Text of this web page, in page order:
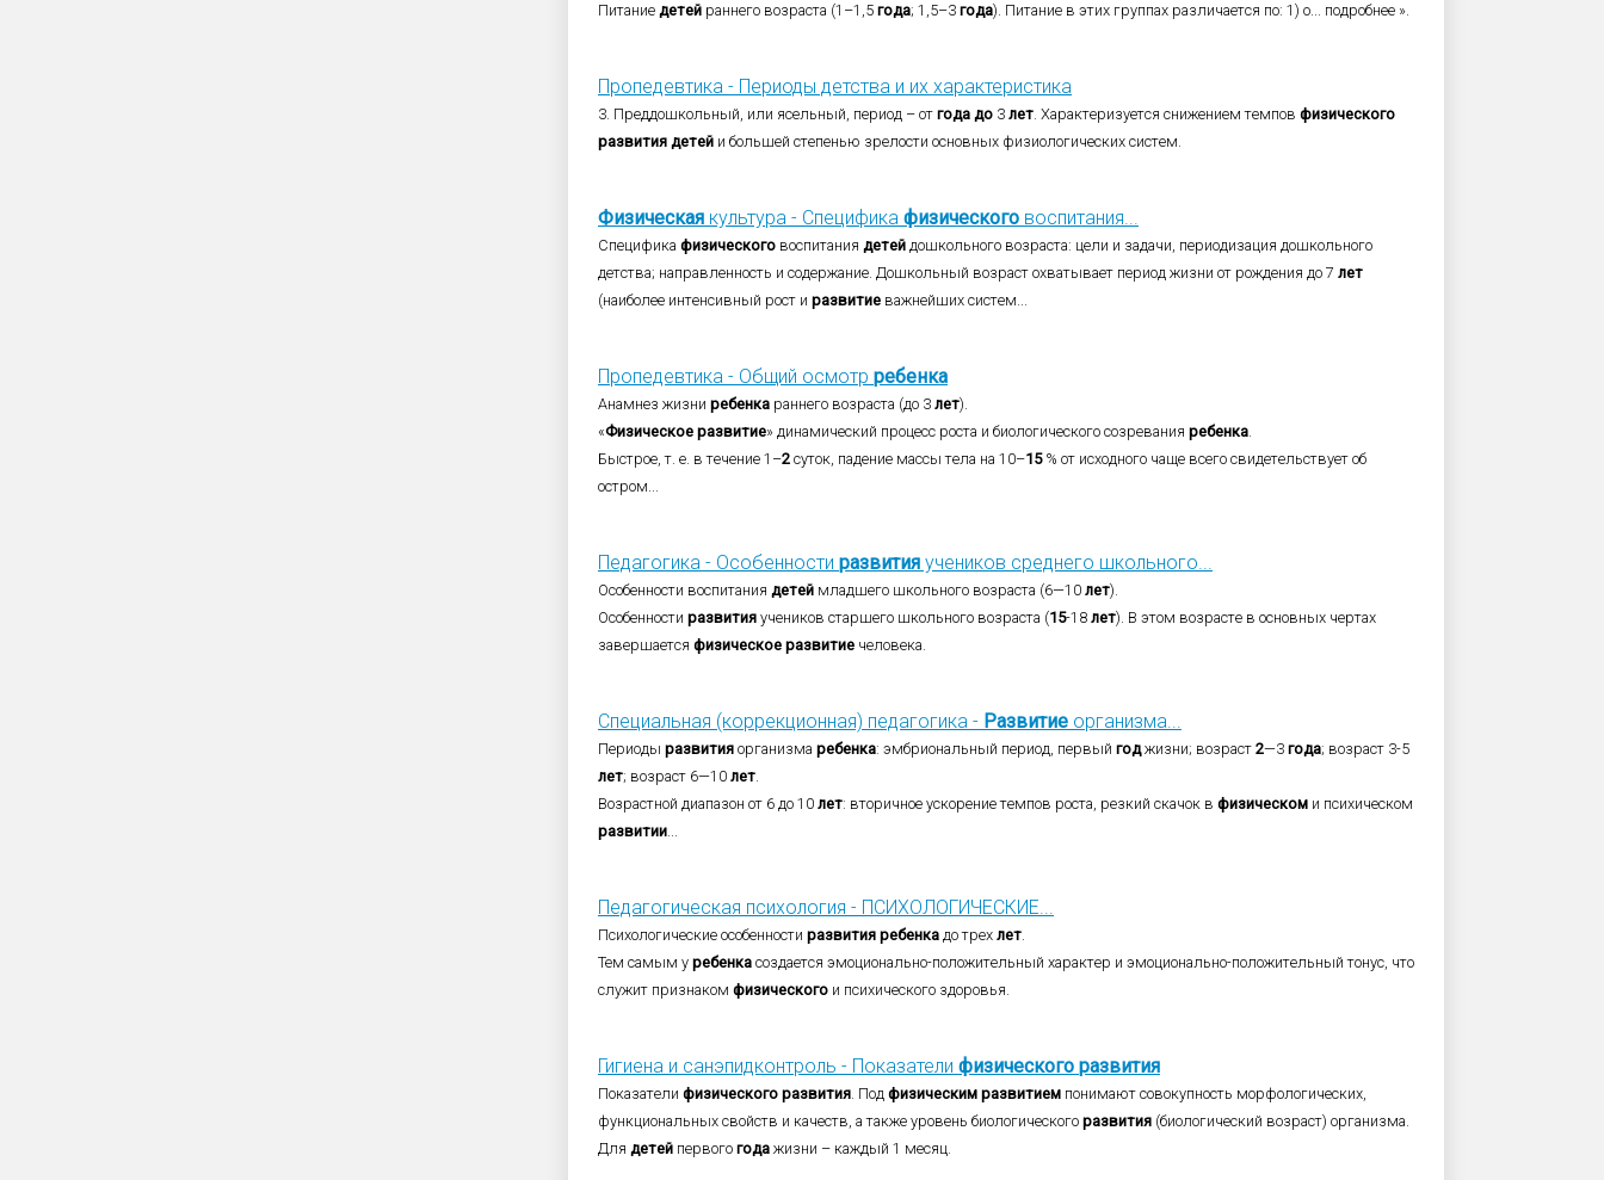
Питание детей раннего возраста (1–1,5 года; 1,5–3 года). Питание в этих группах различается по: 1) о... подробнее ».
Пропедевтика - Периоды детства и их характеристика
3. Преддошкольный, или ясельный, период – от года до 3 лет. Характеризуется снижением темпов физического
развития детей и большей степенью зрелости основных физиологических систем.
Физическая культура - Специфика физического воспитания...
Специфика физического воспитания детей дошкольного возраста: цели и задачи, периодизация дошкольного
детства; направленность и содержание. Дошкольный возраст охватывает период жизни от рождения до 7 лет
(наиболее интенсивный рост и развитие важнейших систем...
Пропедевтика - Общий осмотр ребенка
Анамнез жизни ребенка раннего возраста (до 3 лет).
«Физическое развитие» динамический процесс роста и биологического созревания ребенка.
Быстрое, т. е. в течение 1–2 суток, падение массы тела на 10–15% от исходного чаще всего свидетельствует об
остром...
Педагогика - Особенности развития учеников среднего школьного...
Особенности воспитания детей младшего школьного возраста (6—10 лет).
Особенности развития учеников старшего школьного возраста (15-18 лет). В этом возрасте в основных чертах
завершается физическое развитие человека.
Специальная (коррекционная) педагогика - Развитие организма...
Периоды развития организма ребенка: эмбриональный период, первый годжизни; возраст 2—3 года; возраст 3-5
лет; возраст 6—10 лет.
Возрастной диапазон от 6 до 10 лет: вторичное ускорение темпов роста, резкий скачок в физическом и психическом
развитии...
Педагогическая психология - ПСИХОЛОГИЧЕСКИЕ...
Психологические особенности развития ребенка до трех лет.
Тем самым у ребенка создается эмоционально-положительный характер и эмоционально-положительный тонус, что
служит признаком физического и психического здоровья.
Гигиена и санэпидконтроль - Показатели физического развития
Показатели физического развития. Под физическим развитием понимают совокупность морфологических,
функциональных свойств и качеств, а также уровень биологического развития (биологический возраст) организма.
Для детей первого года жизни – каждый 1 месяц.